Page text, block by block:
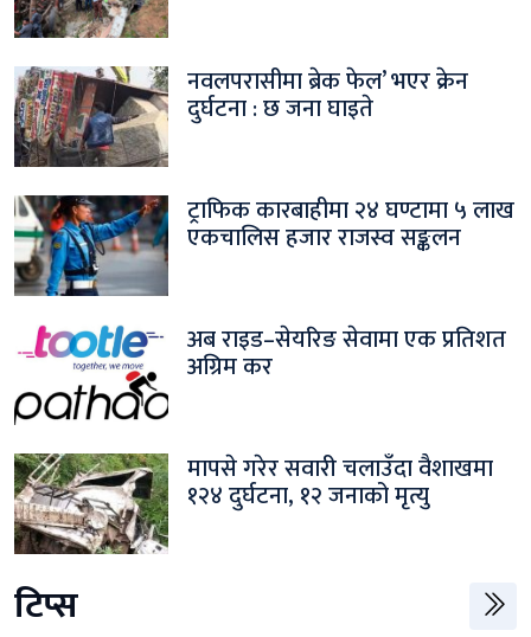
नवलपरासीमा ब्रेक फेल’ भएर क्रेन
दुर्घटना : छ जना घाइते
ट्राफिक कारबाहीमा २४ घण्टामा ५ लाख
एकचालिस हजार राजस्व सङ्कलन
अब राइड–सेयरिङ सेवामा एक प्रतिशत
अग्रिम कर
मापसे गरेर सवारी चलाउँदा वैशाखमा
१२४ दुर्घटना, १२ जनाको मृत्यु
टिप्स